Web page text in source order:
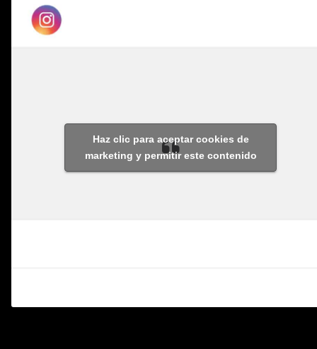
Haz clic para aceptar cookies de
marketing y permitir este contenido